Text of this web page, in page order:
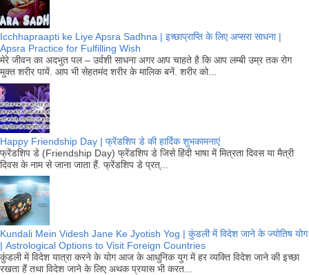
Icchhapraapti ke Liye Apsra Sadhna | इच्छाप्राप्ति के लिए अप्सरा साधना |
Apsra Practice for Fulfilling Wish
मेरे जीवन का अदभुत पल – उर्वशी साधना अगर आप चाहते है कि आप लम्बी उम्र तक रोग
मुक्त शरीर पायें. आप भी सेहतमंद शरीर के मालिक बनें. शरीर को...
Happy Friendship Day | फ्रेंडशिप डे की हार्दिक शुभकामनाएं
फ्रेंडशिप डे (Friendship Day) फ्रेंडशिप डे जिसे हिंदी भाषा में मित्रता दिवस या मैत्री
दिवस के नाम से जाना जाता हैं. फ्रेंडशिप डे प्रत्...
Kundali Mein Videsh Jane Ke Jyotish Yog | कुंडली में विदेश जाने के ज्योतिष योग
| Astrological Options to Visit Foreign Countries
कुंडली में विदेश यात्रा करने के योग आज के आधुनिक युग में हर व्यक्ति विदेश जाने की इच्छा
रखता हैं तथा विदेश जाने के लिए अथक प्रयास भी करत...